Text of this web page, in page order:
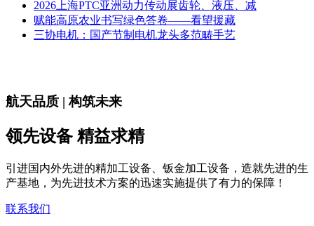
2026上海PTC亚洲动力传动展齿轮、液压、减
赋能高原农业书写绿色答卷——看望援藏
三协电机：国产节制电机龙头多范畴手艺
航天品质 | 构筑未来
领先设备 精益求精
引进国内外先进的精加工设备、钣金加工设备，造就先进的生
产基地，为先进技术方案的迅速实施提供了有力的保障！
联系我们